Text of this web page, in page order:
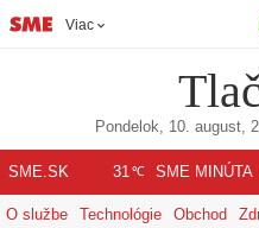
Viac
Pondelok, 10. august,
SME.SK 31℃ SME MINÚTA
O službe Technológie Obchod